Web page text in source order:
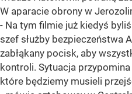
W aparacie obrony w
- Na tym filmie już kiedyś
szef służby bezpieczeństwa
zabłąkany pocisk, aby
kontroli. Sytuacja
które będziemy musieli